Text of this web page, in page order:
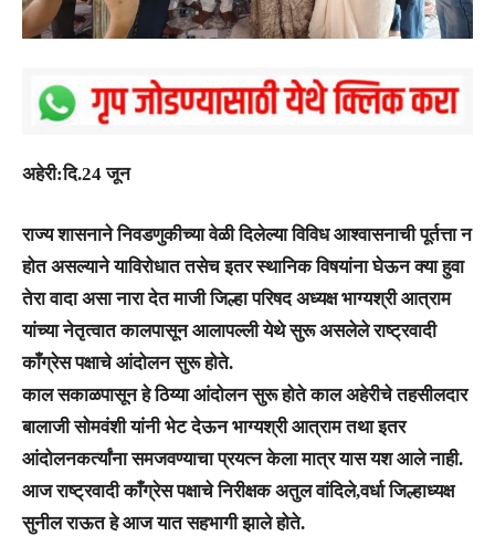
अहेरी:दि.24 जून
राज्य शासनाने निवडणुकीच्या वेळी दिलेल्या विविध आश्वासनाची पूर्तत्ता न
होत असल्याने याविरोधात तसेच इतर स्थानिक विषयांना घेऊन क्या हुवा
तेरा वादा असा नारा देत माजी जिल्हा परिषद अध्यक्ष भाग्यश्री आत्राम
यांच्या नेतृत्वात कालपासून आलापल्ली येथे सुरू असलेले राष्ट्रवादी
काँग्रेस पक्षाचे आंदोलन सुरू होते.
काल सकाळपासून हे ठिय्या आंदोलन सुरू होते काल अहेरीचे तहसीलदार
बालाजी सोमवंशी यांनी भेट देऊन भाग्यश्री आत्राम तथा इतर
आंदोलनकर्त्यांना समजवण्याचा प्रयत्न केला मात्र यास यश आले नाही.
आज राष्ट्रवादी काँग्रेस पक्षाचे निरीक्षक अतुल वांदिले,वर्धा जिल्हाध्यक्ष
सुनील राऊत हे आज यात सहभागी झाले होते.